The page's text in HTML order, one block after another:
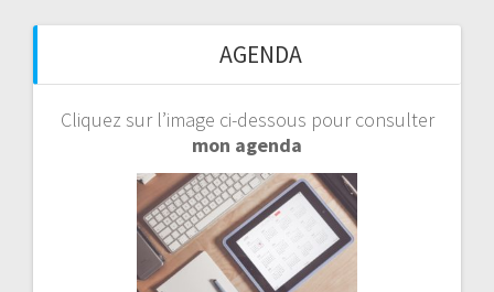
AGENDA
Cliquez sur l’image ci-dessous pour consulter
mon agenda